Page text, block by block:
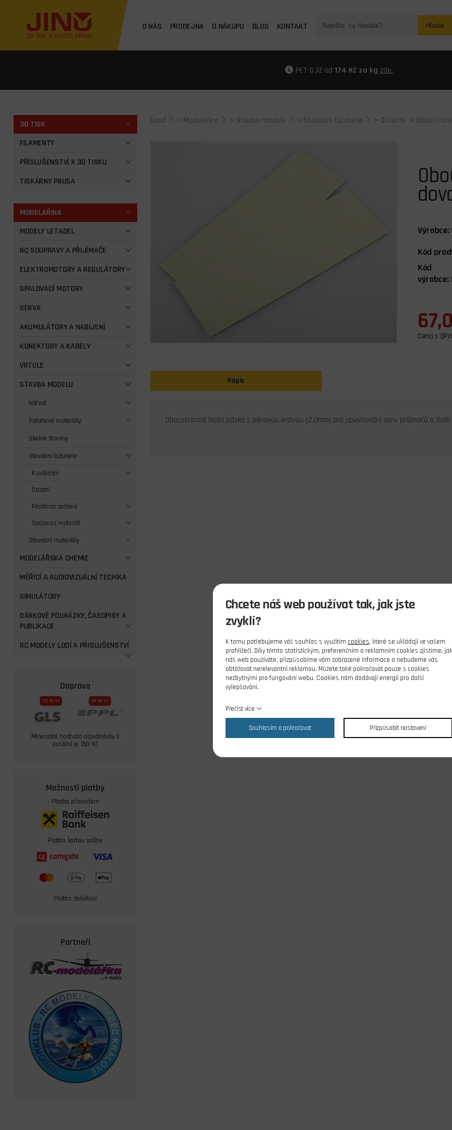
O NÁS PRODEJNA O NÁKUPU BLOG KONTAKT Hledat
PET-G již od 174 Kč za kg zde.
3D TISK
FILAMENTY
PŘÍSLUŠENSTVÍ K 3D TISKU
TISKÁRNY PRUSA
MODELAŘINA
MODELY LETADEL
RC SOUPRAVY A PŘIJÍMAČE
ELEKTROMOTORY A REGULÁTORY
SPALOVACÍ MOTORY
SERVA
AKUMULÁTORY A NABÍJENÍ
KONEKTORY A KABELY
VRTULE
STAVBA MODELU
Nářadí
Potahové materiály
Skelné tkaniny
Stavební bižuterie
K ovládání
Ostatní
Přistávací zařízení
Spojovací materiál
Stavební materiály
MODELÁŘSKÁ CHEMIE
MĚŘÍCÍ A AUDIOVIZUÁLNÍ TECHIKA
SIMULÁTORY
DÁRKOVÉ POUKÁZKY, ČASOPISY A
PUBLIKACE
RC MODELY LODÍ A PŘISLUŠENSTVÍ
Doprava
Od 59 Kč Od 69 Kč
Minimální hodnota objednávky k
zaslání je 150 Kč
Možnosti platby
Platba převodem
Platba kartou online
Platba dobírkou
Partneři
Úvod > Modelařina > Stavba modelu > Stavební bižuterie > Ostatní >
Výrobce:
Kód
Kód
výrobce:
Cena s DPH
Popis
Oboustranná lepící páska s pěnovou vrstvou (2,0mm) pro upevňování serv, přijímačů a
Chcete náš web používat tak, jak jste
zvyklí?
K tomu potřebujeme váš souhlas s využitím cookies, které se ukládají ve vašem
prohlížeči. Díky těmto statistickým, preferenčním a reklamním cookies zjistíme, jak
náš web používáte, přizpůsobíme vám zobrazené informace a nebudeme vás
obtěžovat nerelevantní reklamou. Můžete také pokračovat pouze s cookies
nezbytnými pro fungování webu. Cookies nám dodávají energii pro další
vylepšování.
Přečíst více
Souhlasím a pokračovat Přizpůsobit nastavení